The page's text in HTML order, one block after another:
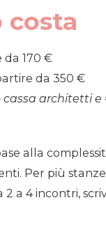
costa
da 170 €
da 350 €
cassa architetti e
alla
Per più
a 4 incontri,